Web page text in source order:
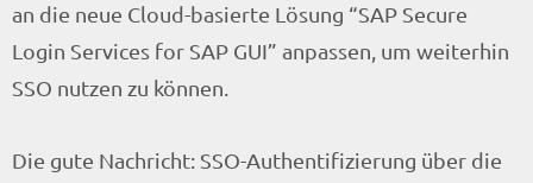
an die neue Cloud-basierte Lösung “SAP Secure
Login Services for SAP GUI” anpassen, um weiterhin
SSO nutzen zu können.
Die gute Nachricht: SSO-Authentifizierung über die